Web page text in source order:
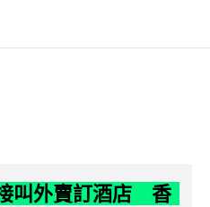
叫外賣訂酒店 香